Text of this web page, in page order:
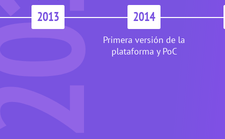
2013 2014
Primera versión de la
plataforma y PoC